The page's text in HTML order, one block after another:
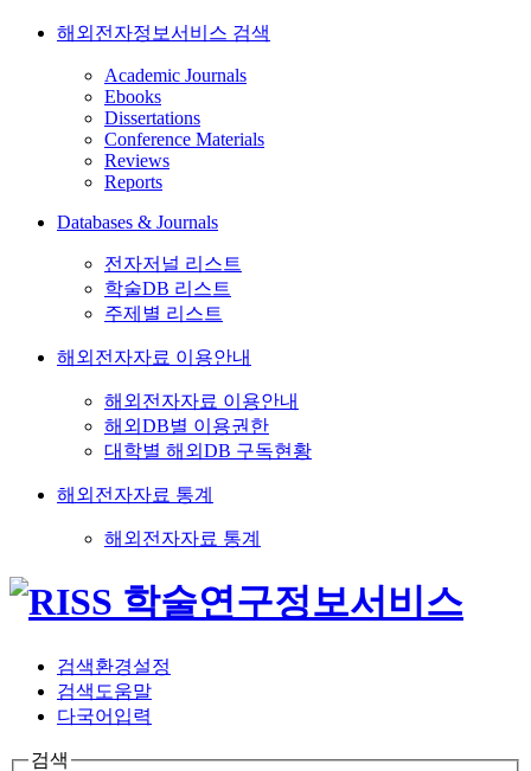
해외전자정보서비스 검색
Academic Journals
Ebooks
Dissertations
Conference Materials
Reviews
Reports
Databases & Journals
전자저널 리스트
학술DB 리스트
주제별 리스트
해외전자자료 이용안내
해외전자자료 이용안내
해외DB별 이용권한
대학별 해외DB 구독현황
해외전자자료 통계
해외전자자료 통계
검색환경설정
검색도움말
다국어입력
검색